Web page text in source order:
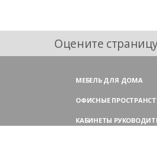
Оцените
МЕБЕЛЬ ДЛЯ ДОМА
ОФИСНЫЕ
КАБИНЕТЫ